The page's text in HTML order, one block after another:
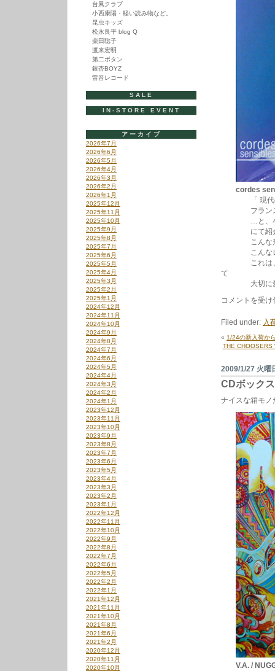
cordes
「 現代のル
フランス語
…と、小西康
にて紹介し
こんな形容
こんなレコ
これは、サ
て
大切に愛聴
THE
WANNA
ALONE
WITH
三
遊
亭
丈
cordes
sensibles
“constellation”
コメントを受
Filed under: 入
« 1/24の新入荷か
THE CHOOSERS
2009/1/27 火曜
CDボック
ナイスな箱モノ
V.A. /
台風クラブ
小西康陽・軽い読み物など。
昆虫キッズ
松永良平 blog Q
柴田聡子
渡来宏明
第二ボタン
銀杏BOYZ
雷音レコード
SALE
IN-STORE EVENT
アーカイブ
2026年7月
2026年6月
2026年5月
2026年4月
2026年3月
2026年2月
2026年1月
2025年12月
2025年11月
2025年10月
2025年9月
2025年8月
2025年7月
2025年6月
2025年5月
2025年4月
2025年3月
2025年2月
2025年1月
2024年12月
2024年11月
2024年10月
2024年9月
2024年8月
2024年7月
2024年6月
2024年5月
2024年4月
2024年3月
2024年2月
2024年1月
2023年12月
2023年11月
2023年10月
2023年9月
2023年8月
2023年7月
2023年6月
2023年5月
2023年4月
2023年3月
2023年2月
2023年1月
2022年12月
2022年11月
2022年10月
2022年9月
2022年8月
2022年7月
2022年6月
2022年5月
2022年2月
2022年1月
2021年12月
2021年11月
2021年10月
2021年8月
2021年6月
2021年2月
2020年12月
2020年11月
2020年10月